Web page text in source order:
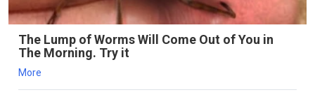
The Lump of Worms Will Come Out of You in
The Morning. Try it
More